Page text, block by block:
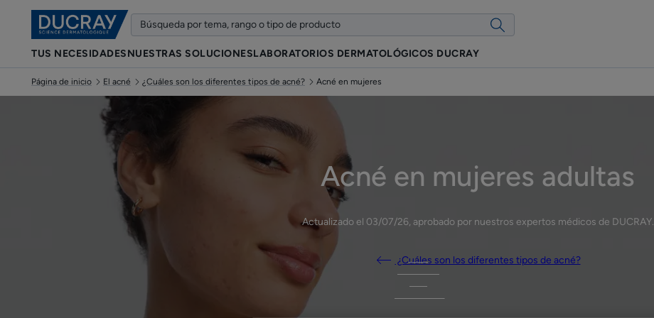
TUS NECESIDADESNUESTRAS SOLUCIONESLABORATORIOS DERMATOLÓGICOS DUCRAY
Página de inicio El acné ¿Cuáles son los diferentes tipos de acné? Acné en mujeres
Acné en mujeres adultas
Actualizado el 03/07/26, aprobado por nuestros expertos médicos de DUCRAY.
¿Cuáles son los diferentes tipos de acné?